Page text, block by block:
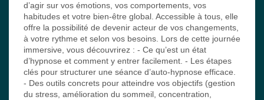
d’agir sur vos émotions, vos comportements, vos
habitudes et votre bien-être global. Accessible à tous, elle
offre la possibilité de devenir acteur de vos changements,
à votre rythme et selon vos besoins. Lors de cette journée
immersive, vous découvrirez : - Ce qu’est un état
d’hypnose et comment y entrer facilement. - Les étapes
clés pour structurer une séance d’auto-hypnose efficace.
- Des outils concrets pour atteindre vos objectifs (gestion
du stress, amélioration du sommeil, concentration,